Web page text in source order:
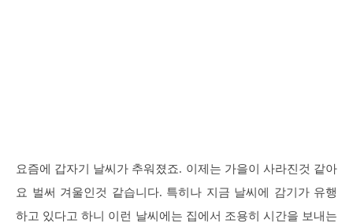
요즘에 갑자기 날씨가 추워졌죠. 이제는 가을이 사라진것 같아
요 벌써 겨울인것 같습니다. 특히나 지금 날씨에 감기가 유행
하고 있다고 하니 이런 날씨에는 집에서 조용히 시간을 보내는